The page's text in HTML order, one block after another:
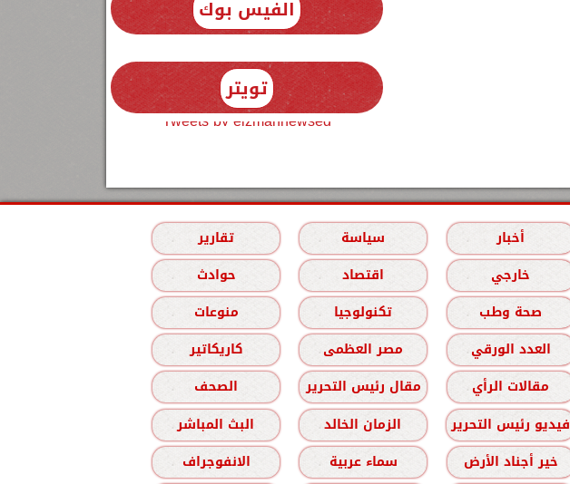
الفيس بوك
تويتر
Tweets by elzmannewseg
أخبار سياسة
تقارير
خارجي اقتصاد
حوادث
صحة وطب تكنولوجيا
منوعات
العدد الورقي مصر العظمى
كاريكاتير
مقالات الرأي مقال رئيس التحرير
الصحف
فيديو رئيس التحرير الزمان الخالد
البث المباشر
خير أجناد الأرض سماء عربية الانفوجراف